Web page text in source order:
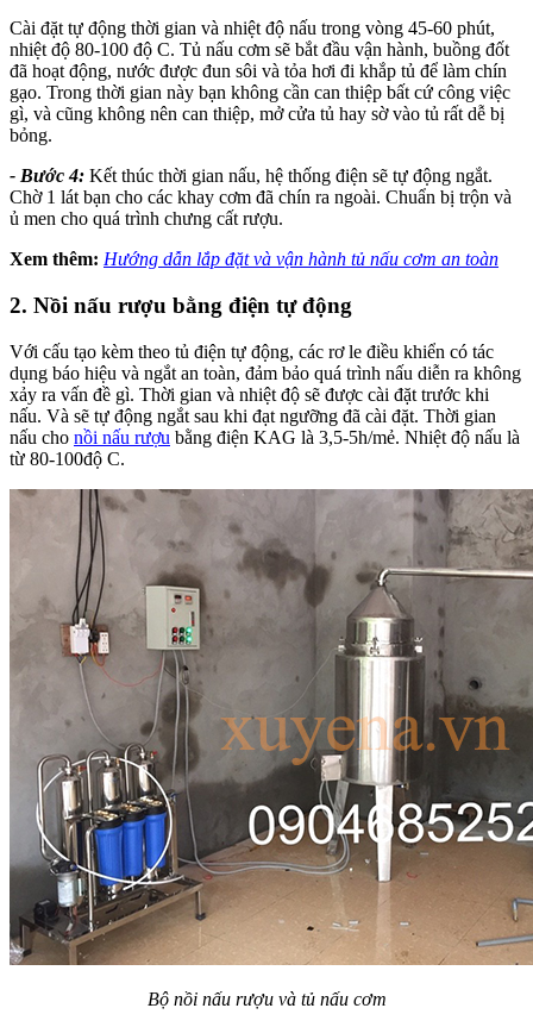
Cài đặt tự động thời gian và nhiệt độ nấu trong vòng 45-60 phút,
nhiệt độ 80-100 độ C. Tủ nấu cơm sẽ bắt đầu vận hành, buồng đốt
đã hoạt động, nước được đun sôi và tỏa hơi đi khắp tủ để làm chín
gạo. Trong thời gian này bạn không cần can thiệp bất cứ công việc
gì, và cũng không nên can thiệp, mở cửa tủ hay sờ vào tủ rất dễ bị
bỏng.
- Bước 4: Kết thúc thời gian nấu, hệ thống điện sẽ tự động ngắt.
Chờ 1 lát bạn cho các khay cơm đã chín ra ngoài. Chuẩn bị trộn và
ủ men cho quá trình chưng cất rượu.
Xem thêm: Hướng dẫn lắp đặt và vận hành tủ nấu cơm an toàn
2. Nồi nấu rượu bằng điện tự động
Với cấu tạo kèm theo tủ điện tự động, các rơ le điều khiển có tác
dụng báo hiệu và ngắt an toàn, đảm bảo quá trình nấu diễn ra không
xảy ra vấn đề gì. Thời gian và nhiệt độ sẽ được cài đặt trước khi
nấu. Và sẽ tự động ngắt sau khi đạt ngưỡng đã cài đặt. Thời gian
nấu cho nồi nấu rượu bằng điện KAG là 3,5-5h/mẻ. Nhiệt độ nấu là
từ 80-100độ C.
Bộ nồi nấu rượu và tủ nấu cơm